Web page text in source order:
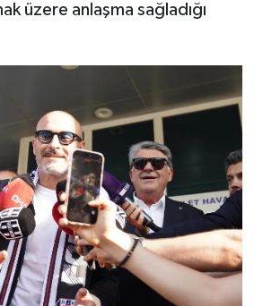
üzere anlaşma sağladığı